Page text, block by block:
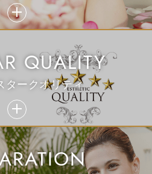
QUALITY
タークオリティ